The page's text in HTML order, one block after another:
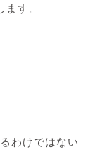
ます。
わけではない